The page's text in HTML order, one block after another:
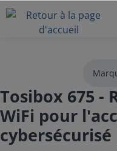
Tosibox 675 -
WiFi pour
cybersécurisé